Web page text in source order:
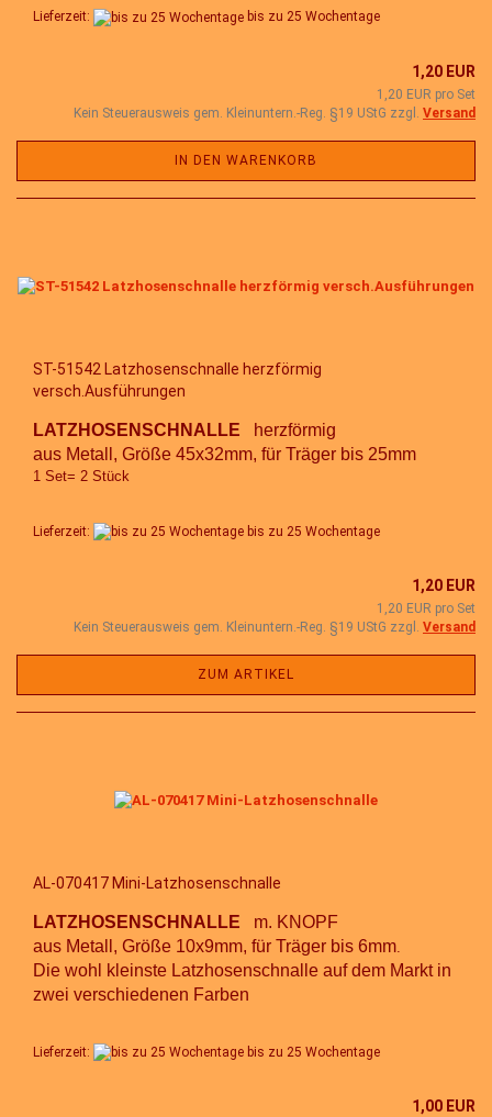
Lieferzeit: bis zu 25 Wochentage
1,20 EUR
1,20 EUR pro Set
Kein Steuerausweis gem. Kleinuntern.-Reg. §19 UStG zzgl. Versand
IN DEN WARENKORB
ST-51542 Latzhosenschnalle herzförmig
versch.Ausführungen
LATZHOSENSCHNALLE
herzförmig
aus Metall, Größe 45x32mm, für Träger bis 25mm
1 Set= 2 Stück
Lieferzeit: bis zu 25 Wochentage
1,20 EUR
1,20 EUR pro Set
Kein Steuerausweis gem. Kleinuntern.-Reg. §19 UStG zzgl. Versand
ZUM ARTIKEL
AL-070417 Mini-Latzhosenschnalle
LATZHOSENSCHNALLE
m. KNOPF
aus Metall, Größe 10x9mm, für Träger bis 6mm
Die wohl kleinste Latzhosenschnalle auf dem Markt in
zwei verschiedenen Farben
Lieferzeit: bis zu 25 Wochentage
1,00 EUR